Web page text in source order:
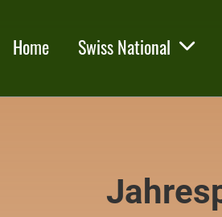
Home Swiss National